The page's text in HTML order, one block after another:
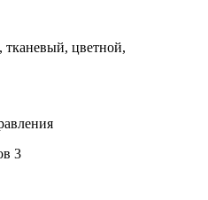
цветной,
3